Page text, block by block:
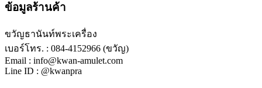
ข้อมูลร้านค้า
ขวัญธานันท์พระเครื่อง
เบอร์โทร. : 084-4152966 (ขวัญ)
Email : info@kwan-amulet.com
Line ID : @kwanpra